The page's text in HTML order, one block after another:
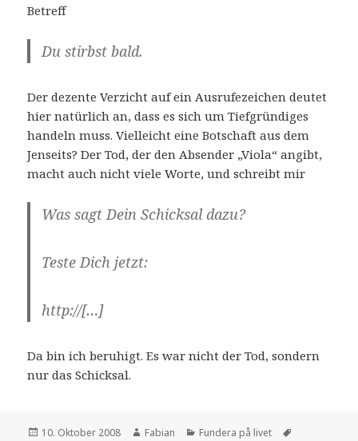
Betreff
Du stirbst bald.
Der dezente Verzicht auf ein Ausrufezeichen deutet
hier natürlich an, dass es sich um Tiefgründiges
handeln muss. Vielleicht eine Botschaft aus dem
Jenseits? Der Tod, der den Absender „Viola“ angibt,
macht auch nicht viele Worte, und schreibt mir
Was sagt Dein Schicksal dazu?
Teste Dich jetzt:
http://[…]
Da bin ich beruhigt. Es war nicht der Tod, sondern
nur das Schicksal.
Veröffentlicht
10. Oktober 2008 Autor
Fabian Kategorien
Fundera på livet